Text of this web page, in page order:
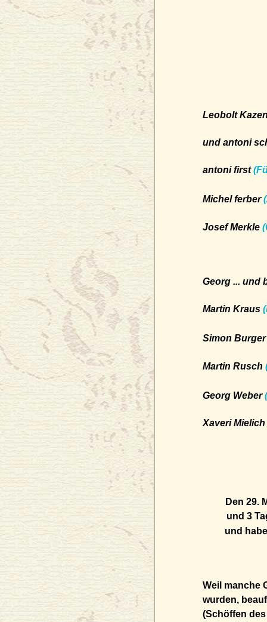
Leobolt
und antoni
antoni first
Michel ferber
Josef Merkle
Georg ... und
Martin Kraus
Simon
Martin Rusch
Georg Weber
Xaveri Mielich
Den 29.
und 3
und
Weil manche
wurden,
(Schöffen